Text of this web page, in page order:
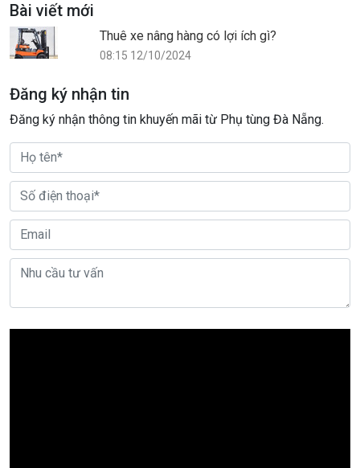
Bài viết mới
Thuê xe nâng hàng có lợi ích gì?
08:15 12/10/2024
Đăng ký nhận tin
Đăng ký nhận thông tin khuyến mãi từ Phụ tùng Đà Nẵng.